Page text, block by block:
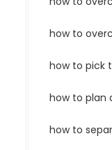
how to
how to pick
how to plan
how to